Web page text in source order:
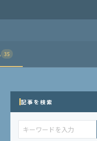
35
記事を検索